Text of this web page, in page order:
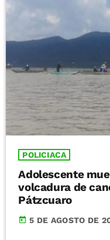
POLICIACA
Adolescente
volcadura de
Pátzcuaro
today 5 DE AGOSTO DE